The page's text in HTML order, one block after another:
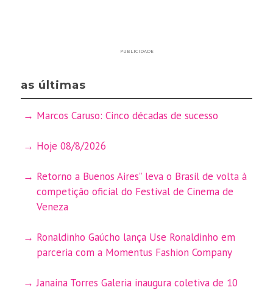
PUBLICIDADE
as últimas
Marcos Caruso: Cinco décadas de sucesso
Hoje 08/8/2026
Retorno a Buenos Aires” leva o Brasil de volta à
competição oficial do Festival de Cinema de
Veneza
Ronaldinho Gaúcho lança Use Ronaldinho em
parceria com a Momentus Fashion Company
Janaina Torres Galeria inaugura coletiva de 10